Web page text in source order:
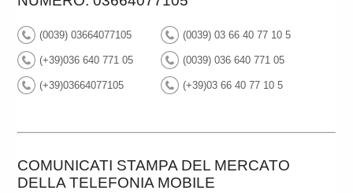
(0039) 03664077105 (0039) 03 66 40 77 10 5
(+39)036 640 771 05 (0039) 036 640 771 05
(+39)03664077105 (+39)03 66 40 77 10 5
COMUNICATI STAMPA DEL MERCATO
DELLA TELEFONIA MOBILE